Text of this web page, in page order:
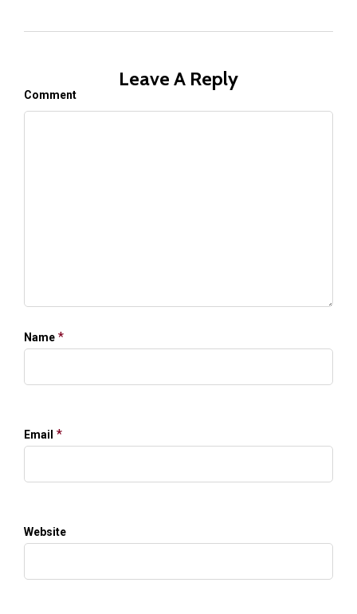
Leave A Reply
Comment
Name *
Email *
Website